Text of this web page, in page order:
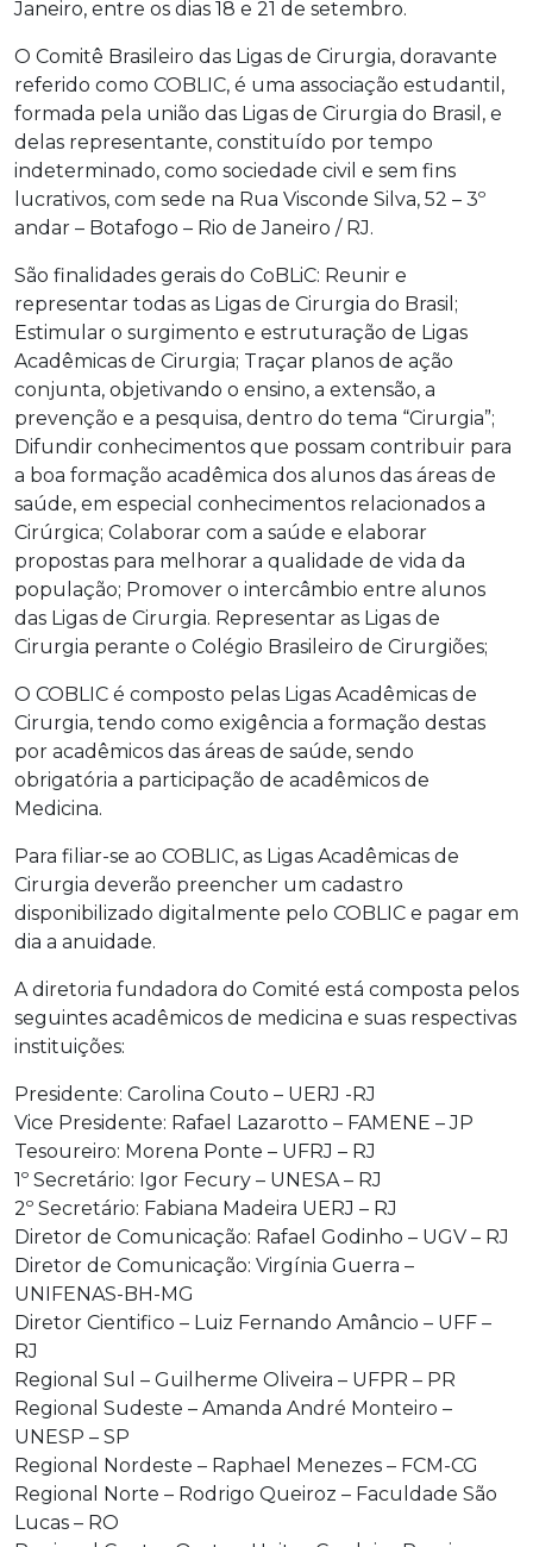
Janeiro, entre os dias 18 e 21 de setembro.
O Comitê Brasileiro das Ligas de Cirurgia, doravante
referido como COBLIC, é uma associação estudantil,
formada pela união das Ligas de Cirurgia do Brasil, e
delas representante, constituído por tempo
indeterminado, como sociedade civil e sem fins
lucrativos, com sede na Rua Visconde Silva, 52 – 3º
andar – Botafogo – Rio de Janeiro / RJ.
São finalidades gerais do CoBLiC: Reunir e
representar todas as Ligas de Cirurgia do Brasil;
Estimular o surgimento e estruturação de Ligas
Acadêmicas de Cirurgia; Traçar planos de ação
conjunta, objetivando o ensino, a extensão, a
prevenção e a pesquisa, dentro do tema “Cirurgia”;
Difundir conhecimentos que possam contribuir para
a boa formação acadêmica dos alunos das áreas de
saúde, em especial conhecimentos relacionados a
Cirúrgica; Colaborar com a saúde e elaborar
propostas para melhorar a qualidade de vida da
população; Promover o intercâmbio entre alunos
das Ligas de Cirurgia. Representar as Ligas de
Cirurgia perante o Colégio Brasileiro de Cirurgiões;
O COBLIC é composto pelas Ligas Acadêmicas de
Cirurgia, tendo como exigência a formação destas
por acadêmicos das áreas de saúde, sendo
obrigatória a participação de acadêmicos de
Medicina.
Para filiar-se ao COBLIC, as Ligas Acadêmicas de
Cirurgia deverão preencher um cadastro
disponibilizado digitalmente pelo COBLIC e pagar em
dia a anuidade.
A diretoria fundadora do Comité está composta pelos
seguintes acadêmicos de medicina e suas respectivas
instituições:
Presidente: Carolina Couto – UERJ -RJ
Vice Presidente: Rafael Lazarotto – FAMENE – JP
Tesoureiro: Morena Ponte – UFRJ – RJ
1º Secretário: Igor Fecury – UNESA – RJ
2º Secretário: Fabiana Madeira UERJ – RJ
Diretor de Comunicação: Rafael Godinho – UGV – RJ
Diretor de Comunicação: Virgínia Guerra –
UNIFENAS-BH-MG
Diretor Cientifico – Luiz Fernando Amâncio – UFF –
RJ
Regional Sul – Guilherme Oliveira – UFPR – PR
Regional Sudeste – Amanda André Monteiro –
UNESP – SP
Regional Nordeste – Raphael Menezes – FCM-CG
Regional Norte – Rodrigo Queiroz – Faculdade São
Lucas – RO